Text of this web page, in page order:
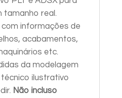
tamanho real.
informações de
acabamentos,
etc.
da modelagem
ilustrativo
Não incluso